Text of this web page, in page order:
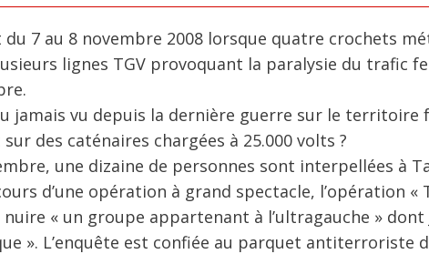
du 7 au 8 novembre 2008 lorsque quatre crochets
lignes TGV provoquant la paralysie du trafic
jamais vu depuis la dernière guerre sur le territoire
des caténaires chargées à 25.000 volts ?
une dizaine de personnes sont interpellées à
d’une opération à grand spectacle, l’opération «
« un groupe appartenant à l’ultragauche » dont
». L’enquête est confiée au parquet antiterroriste